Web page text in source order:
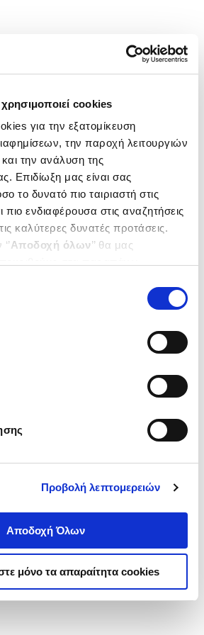
cookies
για την εξατομίκευση
την παροχή λειτουργιών
την ανάλυση της
Επιδίωξη μας είναι σας
το δυνατό πιο ταιριαστή στις
πιο ενδιαφέρουσα στις αναζητήσεις
καλύτερες δυνατές προτάσεις.
Αποδοχή όλων’’ θα μας
επιλέξετε από τα παρακάτω με την
΄΄και να ενημερωθείτε σχετικά με
Προβολή λεπτομερειών
Αποδοχή Όλων
μόνο τα απαραίτητα cookies